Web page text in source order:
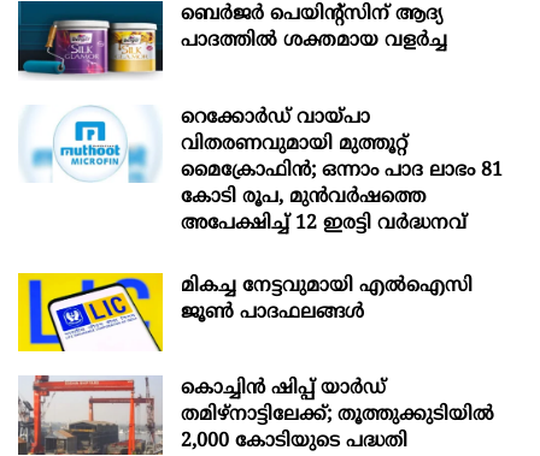
ബെർജർ പെയിന്റ്സിന് ആദ്യ
പാദത്തിൽ ശക്തമായ വളർച്ച
റെക്കോർഡ് വായ്പാ
വിതരണവുമായി മുത്തൂറ്റ്
മൈക്രോഫിൻ; ഒന്നാം പാദ ലാഭം 81
കോടി രൂപ, മുൻവർഷത്തെ
അപേക്ഷിച്ച് 12 ഇരട്ടി വർദ്ധനവ്
മികച്ച നേട്ടവുമായി എൽഐസി
ജൂൺ പാദഫലങ്ങൾ
കൊച്ചിന്‍ ഷിപ്പ് യാർഡ്
തമിഴ്നാട്ടിലേക്ക്; തൂത്തുക്കുടിയിൽ
2,000 കോടിയുടെ പദ്ധതി